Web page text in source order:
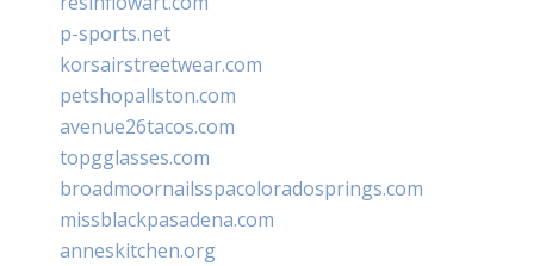
p-sports.net
korsairstreetwear.com
petshopallston.com
avenue26tacos.com
topgglasses.com
broadmoornailsspacoloradosprings.com
missblackpasadena.com
anneskitchen.org